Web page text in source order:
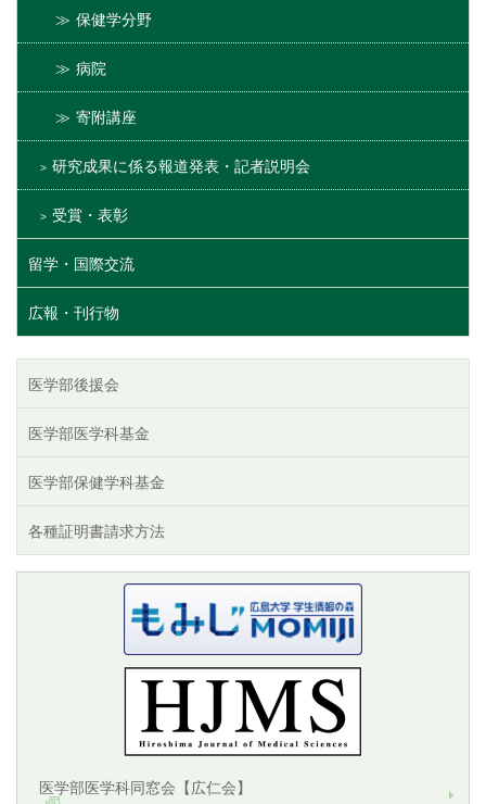
保健学分野
病院
寄附講座
研究成果に係る報道発表・記者説明会
受賞・表彰
留学・国際交流
広報・刊行物
医学部後援会
医学部医学科基金
医学部保健学科基金
各種証明書請求方法
医学部医学科同窓会【広仁会】